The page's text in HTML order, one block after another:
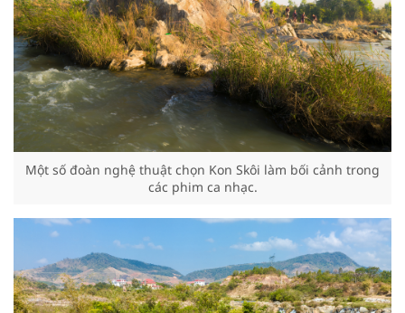
Một số đoàn nghệ thuật chọn Kon Skôi làm bối cảnh trong
các phim ca nhạc.